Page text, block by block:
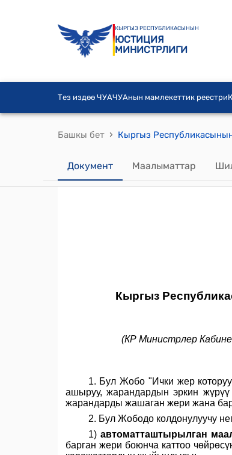
КЫРГЫЗ РЕСПУБЛИКАСЫНЫН
ЮСТИЦИЯ
МИНИСТРЛИГИ
Тез издөө ЧУАЧУАнын мамлекеттик реестри
Башкы бет ›
Документ Маалыматтар